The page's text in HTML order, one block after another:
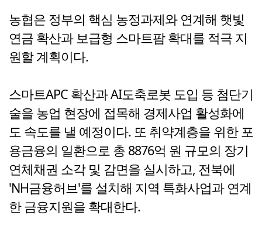
농협은 정부의 핵심 농정과제와 연계해 햇빛
연금 확산과 보급형 스마트팜 확대를 적극 지
원할 계획이다.
스마트APC 확산과 AI도축로봇 도입 등 첨단기
술을 농업 현장에 접목해 경제사업 활성화에
도 속도를 낼 예정이다. 또 취약계층을 위한 포
용금융의 일환으로 총 8876억 원 규모의 장기
연체채권 소각 및 감면을 실시하고, 전북에
'NH금융허브'를 설치해 지역 특화사업과 연계
한 금융지원을 확대한다.